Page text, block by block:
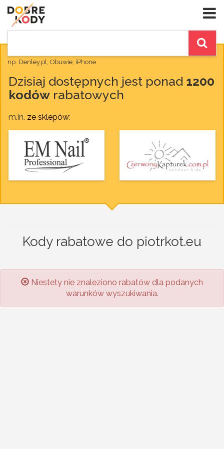
np. Denley.pl, Obuwie, iPhone
Dzisiaj dostępnych jest ponad 1200
kodów rabatowych
m.in. ze sklepów:
Kody rabatowe do piotrkot.eu
Niestety nie znaleziono rabatów dla podanych
warunków wyszukiwania.